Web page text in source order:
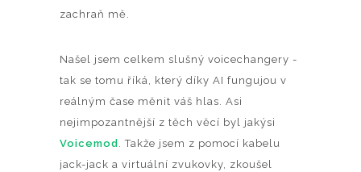
zachraň mě.
Našel jsem celkem slušný voicechangery -
tak se tomu říká, který díky AI fungujou v
reálným čase měnit váš hlas. Asi
nejimpozantnější z těch věcí byl jakýsi
Voicemod
. Takže jsem z pomocí kabelu
jack-jack a virtuální zvukovky, zkoušel